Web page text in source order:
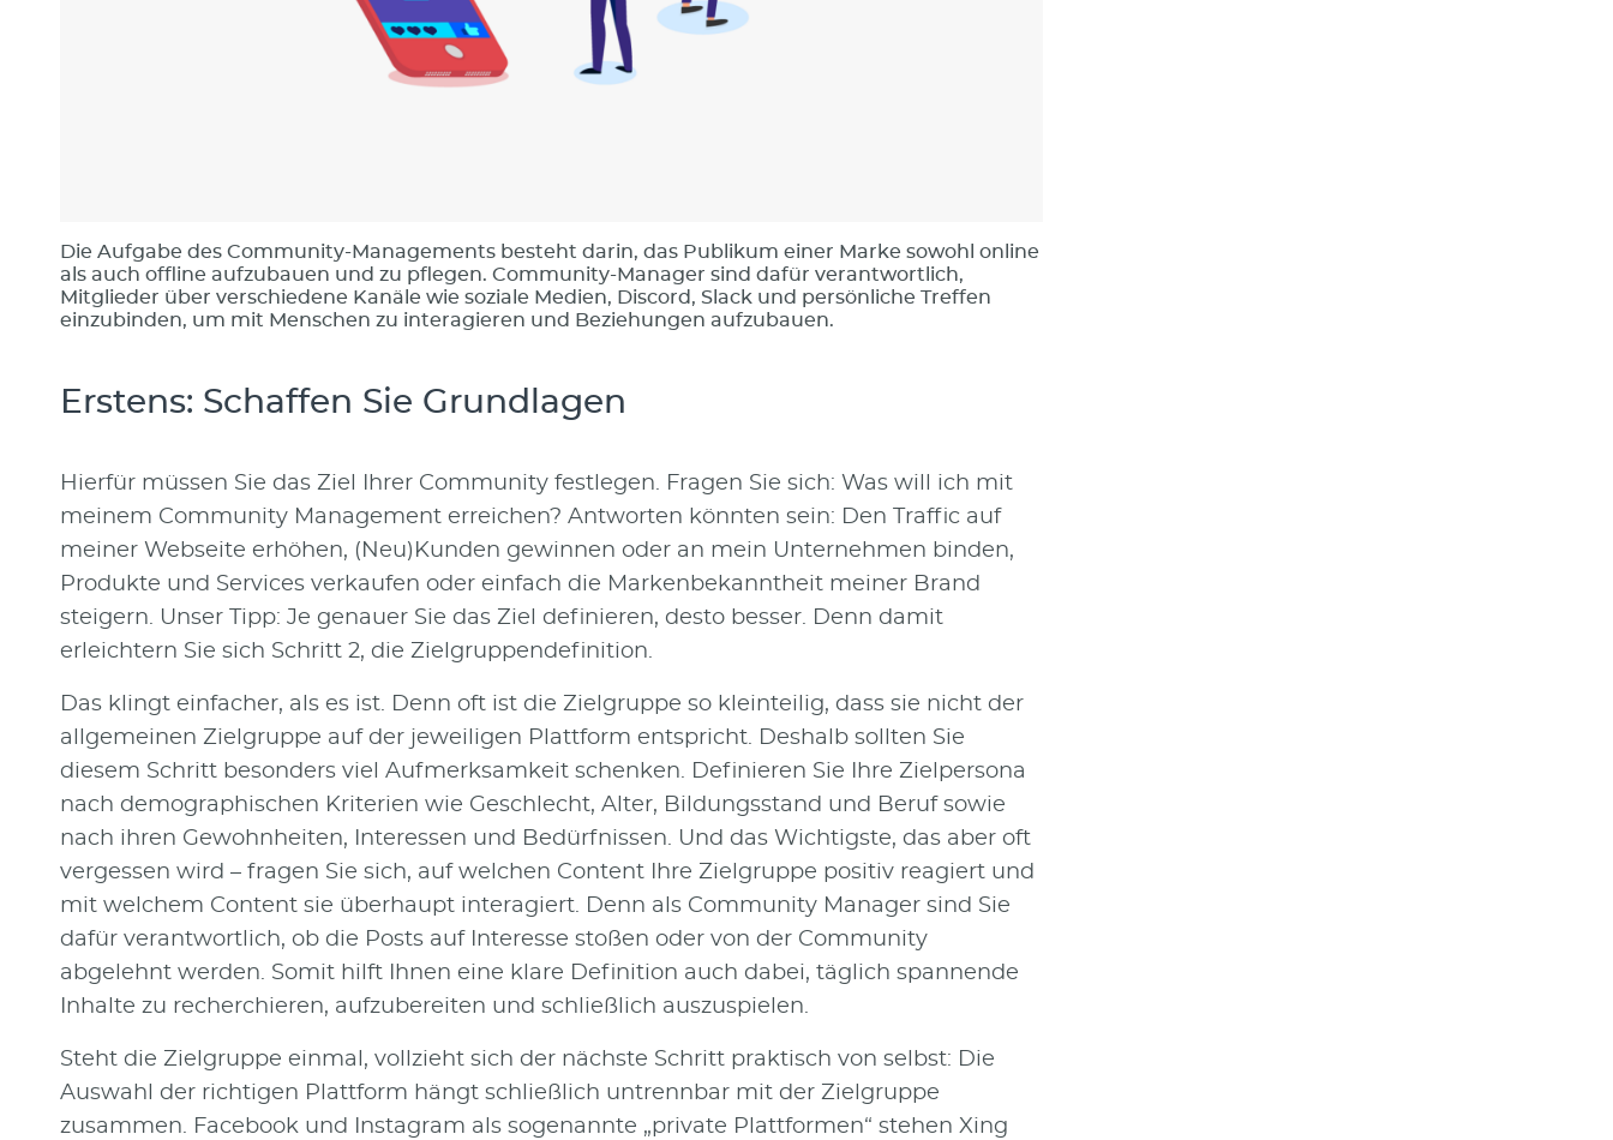
Die Aufgabe des Community-Managements besteht darin, das Publikum einer Marke sowohl online
als auch offline aufzubauen und zu pflegen. Community-Manager sind dafür verantwortlich,
Mitglieder über verschiedene Kanäle wie soziale Medien, Discord, Slack und persönliche Treffen
einzubinden, um mit Menschen zu interagieren und Beziehungen aufzubauen.
Erstens: Schaffen Sie Grundlagen
Hierfür müssen Sie das Ziel Ihrer Community festlegen. Fragen Sie sich: Was will ich mit
meinem Community Management erreichen? Antworten könnten sein: Den Traffic auf
meiner Webseite erhöhen, (Neu)Kunden gewinnen oder an mein Unternehmen binden,
Produkte und Services verkaufen oder einfach die Markenbekanntheit meiner Brand
steigern. Unser Tipp: Je genauer Sie das Ziel definieren, desto besser. Denn damit
erleichtern Sie sich Schritt 2, die Zielgruppendefinition.
Das klingt einfacher, als es ist. Denn oft ist die Zielgruppe so kleinteilig, dass sie nicht der
allgemeinen Zielgruppe auf der jeweiligen Plattform entspricht. Deshalb sollten Sie
diesem Schritt besonders viel Aufmerksamkeit schenken. Definieren Sie Ihre Zielpersona
nach demographischen Kriterien wie Geschlecht, Alter, Bildungsstand und Beruf sowie
nach ihren Gewohnheiten, Interessen und Bedürfnissen. Und das Wichtigste, das aber oft
vergessen wird – fragen Sie sich, auf welchen Content Ihre Zielgruppe positiv reagiert und
mit welchem Content sie überhaupt interagiert. Denn als Community Manager sind Sie
dafür verantwortlich, ob die Posts auf Interesse stoßen oder von der Community
abgelehnt werden. Somit hilft Ihnen eine klare Definition auch dabei, täglich spannende
Inhalte zu recherchieren, aufzubereiten und schließlich auszuspielen.
Steht die Zielgruppe einmal, vollzieht sich der nächste Schritt praktisch von selbst: Die
Auswahl der richtigen Plattform hängt schließlich untrennbar mit der Zielgruppe
zusammen. Facebook und Instagram als sogenannte „private Plattformen“ stehen Xing